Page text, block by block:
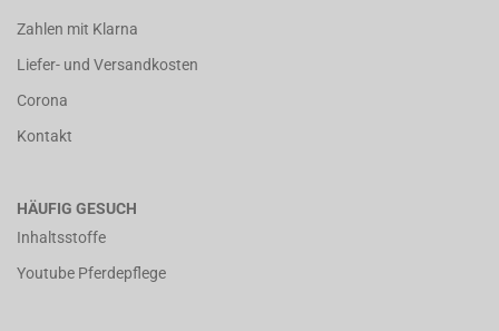
Zahlen mit Klarna
Liefer- und Versandkosten
Corona
Kontakt
HÄUFIG GESUCH
Inhaltsstoffe
Youtube Pferdepflege